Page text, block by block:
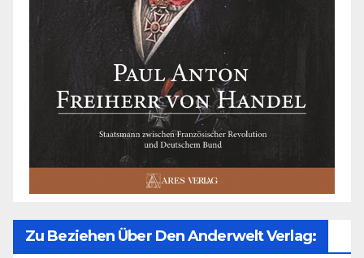
Zu Beziehen Über Den Anderwelt Verlag: